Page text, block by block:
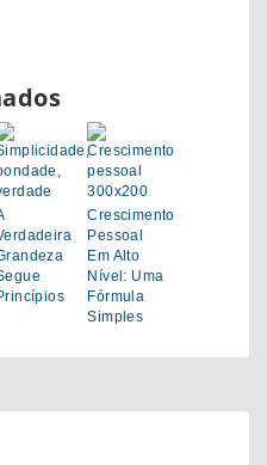
Crescimento
Pessoal
Em Alto
Nível: Uma
Fórmula
Simples